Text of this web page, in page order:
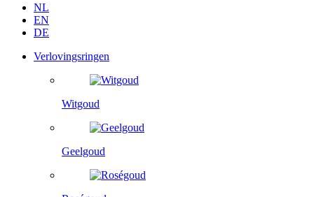
NL
EN
DE
Verlovingsringen
Witgoud
Geelgoud